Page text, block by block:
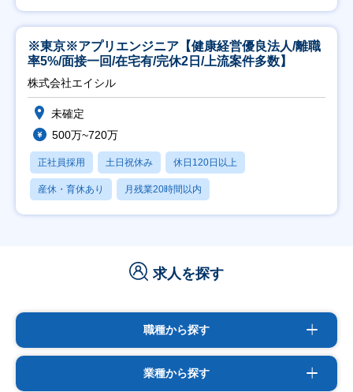
※東京※アプリエンジニア【健康経営優良法人/離職
率5%/面接一回/在宅有/完休2日/上流案件多数】
株式会社エイシル
未確定
500万~720万
正社員採用 土日祝休み 休日120日以上
産休・育休あり 月残業20時間以内
求人を探す
職種から探す
業種から探す